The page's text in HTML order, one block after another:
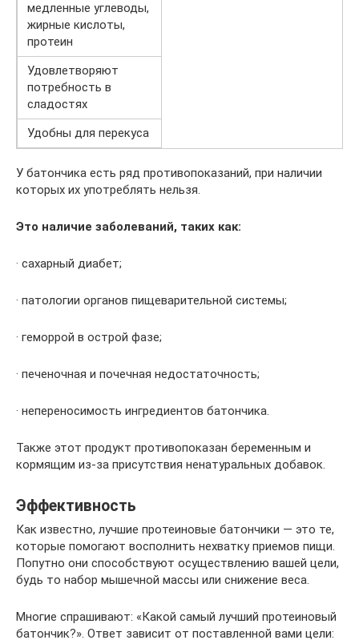
медленные углеводы,
жирные кислоты,
протеин
Удовлетворяют
потребность в
сладостях
Удобны для перекуса
У батончика есть ряд противопоказаний, при наличии
которых их употреблять нельзя.
Это наличие заболеваний, таких как:
· сахарный диабет;
· патологии органов пищеварительной системы;
· геморрой в острой фазе;
· печеночная и почечная недостаточность;
· непереносимость ингредиентов батончика.
Также этот продукт противопоказан беременным и
кормящим из-за присутствия ненатуральных добавок.
Эффективность
Как известно, лучшие протеиновые батончики — это те,
которые помогают восполнить нехватку приемов пищи.
Попутно они способствуют осуществлению вашей цели,
будь то набор мышечной массы или снижение веса.
Многие спрашивают: «Какой самый лучший протеиновый
батончик?». Ответ зависит от поставленной вами цели: